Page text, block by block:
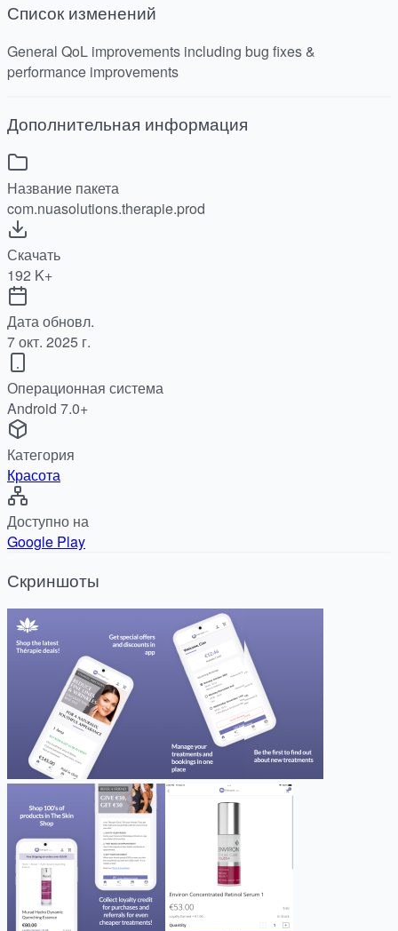
Список изменений
General QoL improvements including bug fixes &
performance improvements
Дополнительная информация
Название пакета
com.nuasolutions.therapie.prod
Скачать
192 K+
Дата обновл.
7 окт. 2025 г.
Операционная система
Android 7.0+
Категория
Красота
Доступно на
Google Play
Скриншоты